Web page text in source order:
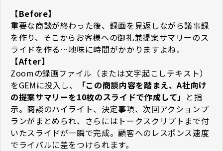
【Before】
重要な商談が終わった後、録画を見返しながら議事録
を作り、そこからお客様への御礼兼提案サマリーのス
ライドを作る…地味に時間がかかりますよね。
【After】
Zoomの録画ファイル（または文字起こしテキスト）
をGEMに投入し、
「この商談内容を踏まえ、A社向け
の提案サマリーを10枚のスライドで作成して」 と指
示。商談のハイライト、決定事項、次回アクションプ
ランがまとめられ、さらにはトークスクリプトまで付
いたスライドが一瞬で完成。顧客へのレスポンス速度
でライバルに差をつけられます。